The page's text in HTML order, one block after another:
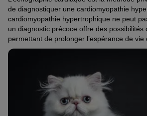
de diagnostiquer une cardiomyopathie
cardiomyopathie hypertrophique ne peut
un diagnostic précoce offre des possibilités
permettant de prolonger l’espérance de vie